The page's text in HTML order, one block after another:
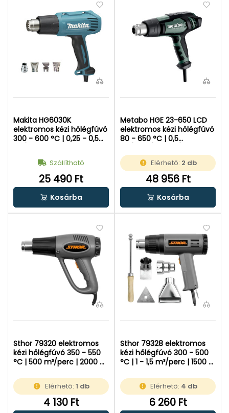
Makita HG6030K
elektromos kézi hőlégfúvó
300 - 600 °C | 0,25 - 0,5
Kofferben
Szállítható
25 490 Ft
Kosárba
Metabo HGE 23-650 LCD
elektromos kézi hőlégfúvó
80 - 650 °C | 0,5
2300 W | Kartondobozban
Elérhető: 2 db
48 956 Ft
Kosárba
Sthor 79320 elektromos
kézi hőlégfúvó 350 - 550
°C | 500 m³/perc | 2000 W
Elérhető: 1 db
4 130 Ft
Sthor 79328 elektromos
kézi hőlégfúvó 300 - 500
°C | 1 - 1,5 m³/perc | 1500 W
Elérhető: 4 db
6 260 Ft